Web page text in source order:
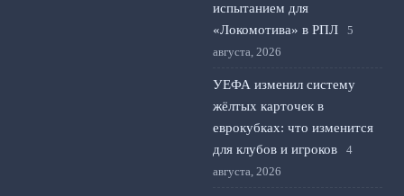
испытанием для
«Локомотива» в РПЛ
5
августа, 2026
УЕФА изменил систему
жёлтых карточек в
еврокубках: что изменится
для клубов и игроков
4
августа, 2026